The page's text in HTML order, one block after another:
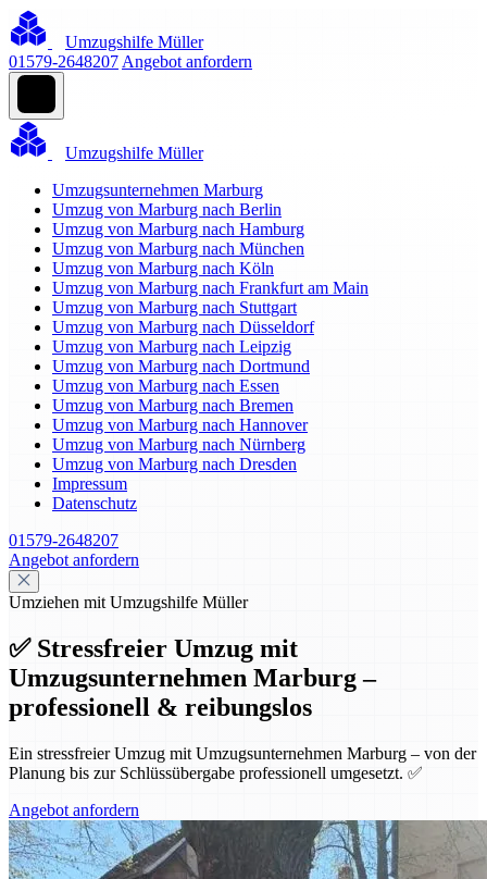
Umzugshilfe Müller
01579-2648207 Angebot anfordern
Umzugshilfe Müller
Umzugsunternehmen Marburg
Umzug von Marburg nach Berlin
Umzug von Marburg nach Hamburg
Umzug von Marburg nach München
Umzug von Marburg nach Köln
Umzug von Marburg nach Frankfurt am Main
Umzug von Marburg nach Stuttgart
Umzug von Marburg nach Düsseldorf
Umzug von Marburg nach Leipzig
Umzug von Marburg nach Dortmund
Umzug von Marburg nach Essen
Umzug von Marburg nach Bremen
Umzug von Marburg nach Hannover
Umzug von Marburg nach Nürnberg
Umzug von Marburg nach Dresden
Impressum
Datenschutz
01579-2648207
Angebot anfordern
Umziehen mit Umzugshilfe Müller
✅ Stressfreier Umzug mit
Umzugsunternehmen Marburg –
professionell & reibungslos
Ein stressfreier Umzug mit Umzugsunternehmen Marburg – von der
Planung bis zur Schlüssübergabe professionell umgesetzt. ✅
Angebot anfordern